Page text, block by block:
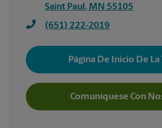
Saint Paul, MN 55105
(651) 222-2019
Página De Inicio De
Comuníquese Con